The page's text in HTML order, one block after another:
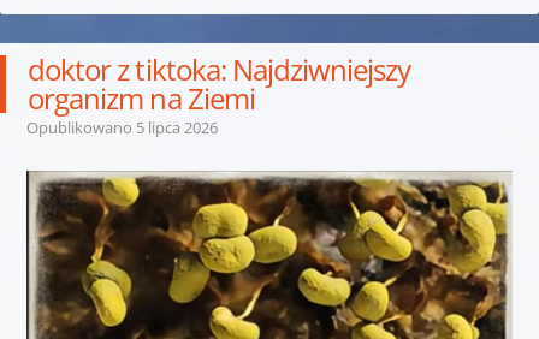
doktor z tiktoka: Najdziwniejszy
organizm na Ziemi
Opublikowano 5 lipca 2026